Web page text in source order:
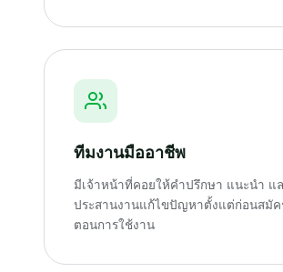
ทีมงานมืออาชีพ
มีเจ้าหน้าที่คอยให้คำปรึกษา แนะนำ แ
ประสานงานแก้ไขปัญหาตั้งแต่ก่อนสมั
ตอนการใช้งาน